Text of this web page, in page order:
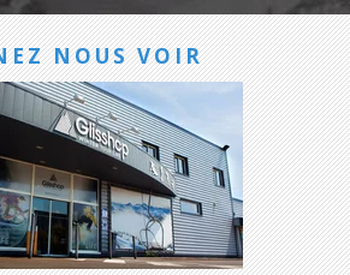
NOUS VOIR